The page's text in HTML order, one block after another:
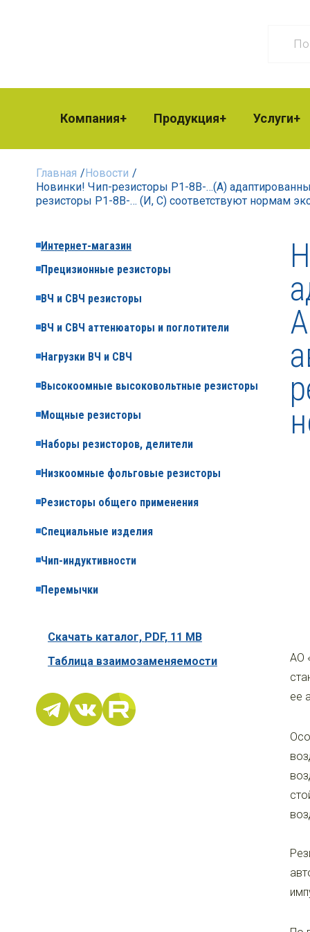
Компания Продукция Услуги
Главная /Новости /
Новинки! Чип-резисторы Р1-8В-…(А)
резисторы Р1-8В-… (И, С) соответствуют нормам
Интернет-магазин
Прецизионные резисторы
ВЧ и СВЧ резисторы
ВЧ и СВЧ аттенюаторы и поглотители
Нагрузки ВЧ и СВЧ
Высокоомные высоковольтные резисторы
Мощные резисторы
Наборы резисторов, делители
Низкоомные фольговые резисторы
Резисторы общего применения
Специальные изделия
Чип-индуктивности
Перемычки
Скачать каталог, PDF, 11 MB
Таблица взаимозаменяемости
АО
ее